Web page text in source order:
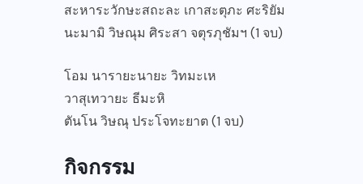
สะหาระวักษะสถะละ เกาสะตุภะ ศะริยัม
นะมามิ วิษณุม ศิระสา จตุรภุชัมฯ (1 จบ)
โอม นารายะนายะ วิทมะเห
วาสุเทวายะ ธีมะหิ
ตันโน วิษณุ ประโจทะยาต (1 จบ)
กิจกรรม